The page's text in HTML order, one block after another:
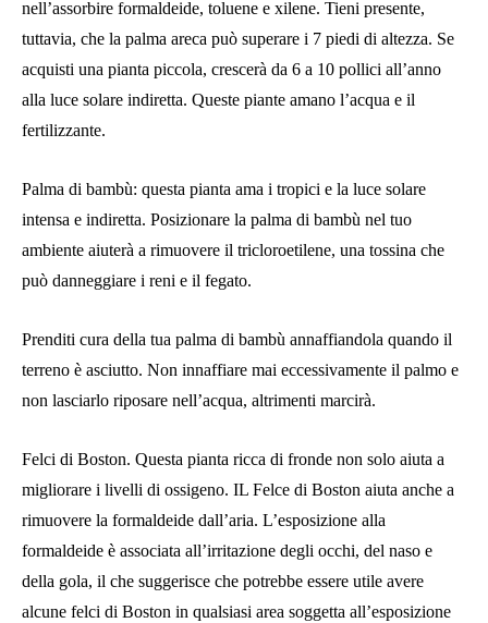
nell’assorbire formaldeide, toluene e xilene. Tieni presente,
tuttavia, che la palma areca può superare i 7 piedi di altezza. Se
acquisti una pianta piccola, crescerà da 6 a 10 pollici all’anno
alla luce solare indiretta. Queste piante amano l’acqua e il
fertilizzante.
Palma di bambù: questa pianta ama i tropici e la luce solare
intensa e indiretta. Posizionare la palma di bambù nel tuo
ambiente aiuterà a rimuovere il tricloroetilene, una tossina che
può danneggiare i reni e il fegato.
Prenditi cura della tua palma di bambù annaffiandola quando il
terreno è asciutto. Non innaffiare mai eccessivamente il palmo e
non lasciarlo riposare nell’acqua, altrimenti marcirà.
Felci di Boston. Questa pianta ricca di fronde non solo aiuta a
migliorare i livelli di ossigeno. IL Felce di Boston aiuta anche a
rimuovere la formaldeide dall’aria. L’esposizione alla
formaldeide è associata all’irritazione degli occhi, del naso e
della gola, il che suggerisce che potrebbe essere utile avere
alcune felci di Boston in qualsiasi area soggetta all’esposizione